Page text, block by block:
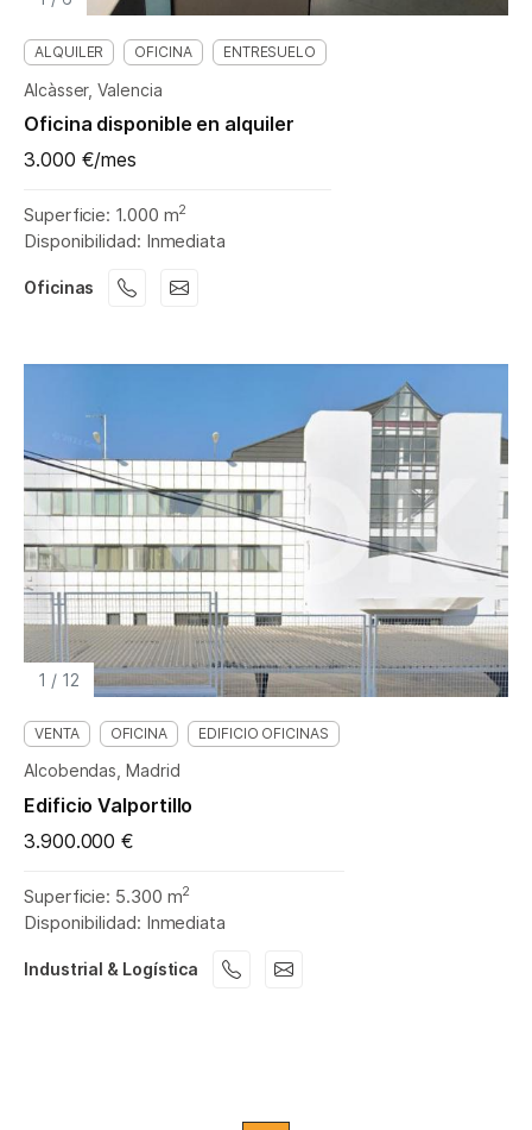
ALQUILER OFICINA ENTRESUELO
Alcàsser, Valencia
Oficina disponible en alquiler
3.000 €/mes
Superficie: 1.000 m2
Disponibilidad: Inmediata
Oficinas
1 / 12
VENTA OFICINA EDIFICIO OFICINAS
Alcobendas, Madrid
Edificio Valportillo
3.900.000 €
Superficie: 5.300 m2
Disponibilidad: Inmediata
Industrial & Logística